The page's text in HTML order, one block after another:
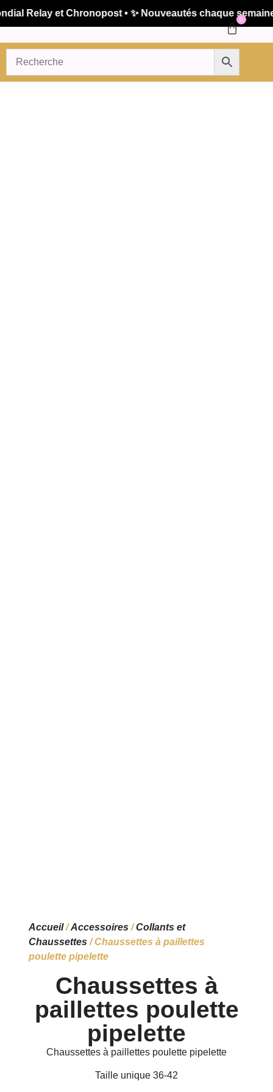
et Chronopost • ✨ Nouveautés chaque semaine
0
Accueil/Accessoires/Collants et
Chaussettes/ Chaussettes à paillettes
poulette pipelette
Chaussettes à
paillettes poulette
pipelette
Chaussettes à paillettes poulette pipelette
Taille unique 36-42